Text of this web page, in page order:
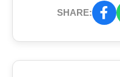
SHARE: